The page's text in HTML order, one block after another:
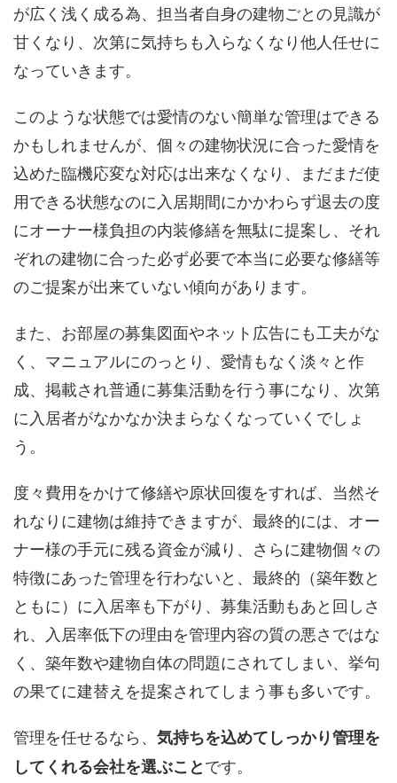
が広く浅く成る為、担当者自身の建物ごとの見識が
甘くなり、次第に気持ちも入らなくなり他人任せに
なっていきます。
このような状態では愛情のない簡単な管理はできる
かもしれませんが、個々の建物状況に合った愛情を
込めた臨機応変な対応は出来なくなり、まだまだ使
用できる状態なのに入居期間にかかわらず退去の度
にオーナー様負担の内装修繕を無駄に提案し、それ
ぞれの建物に合った必ず必要で本当に必要な修繕等
のご提案が出来ていない傾向があります。
また、お部屋の募集図面やネット広告にも工夫がな
く、マニュアルにのっとり、愛情もなく淡々と作
成、掲載され普通に募集活動を行う事になり、次第
に入居者がなかなか決まらなくなっていくでしょ
う。
度々費用をかけて修繕や原状回復をすれば、当然そ
れなりに建物は維持できますが、最終的には、オー
ナー様の手元に残る資金が減り、さらに建物個々の
特徴にあった管理を行わないと、最終的（築年数と
ともに）に入居率も下がり、募集活動もあと回しさ
れ、入居率低下の理由を管理内容の質の悪さではな
く、築年数や建物自体の問題にされてしまい、挙句
の果てに建替えを提案されてしまう事も多いです。
管理を任せるなら、 気持ちを込めてしっかり管理を
してくれる会社を選ぶことです。